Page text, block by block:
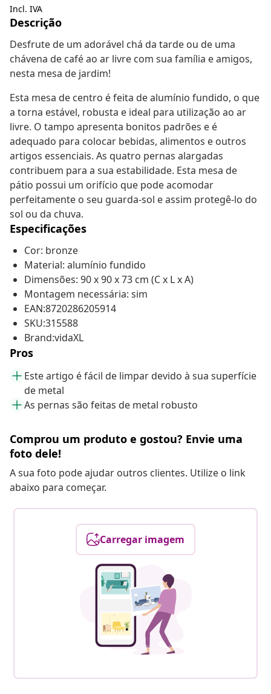
Incl. IVA
Descrição
Desfrute de um adorável chá da tarde ou de uma
chávena de café ao ar livre com sua família e amigos,
nesta mesa de jardim!
Esta mesa de centro é feita de alumínio fundido, o que
a torna estável, robusta e ideal para utilização ao ar
livre. O tampo apresenta bonitos padrões e é
adequado para colocar bebidas, alimentos e outros
artigos essenciais. As quatro pernas alargadas
contribuem para a sua estabilidade. Esta mesa de
pátio possui um orifício que pode acomodar
perfeitamente o seu guarda-sol e assim protegê-lo do
sol ou da chuva.
Especificações
Cor: bronze
Material: alumínio fundido
Dimensões: 90 x 90 x 73 cm (C x L x A)
Montagem necessária: sim
EAN:8720286205914
SKU:315588
Brand:vidaXL
Pros
Este artigo é fácil de limpar devido à sua superfície
de metal
As pernas são feitas de metal robusto
Comprou um produto e gostou? Envie uma
foto dele!
A sua foto pode ajudar outros clientes. Utilize o link
abaixo para começar.
Carregar imagem